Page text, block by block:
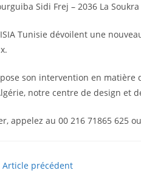
Sidi Frej – 2036 La Soukra
Tunisie dévoilent une
son intervention en
notre centre de design et
appelez au 00 216 71865 625
Article précédent